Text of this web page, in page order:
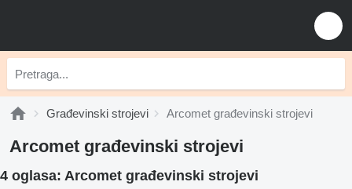
Građevinski strojevi Arcomet građevinski strojevi
Arcomet građevinski strojevi
4 oglasa: Arcomet građevinski strojevi